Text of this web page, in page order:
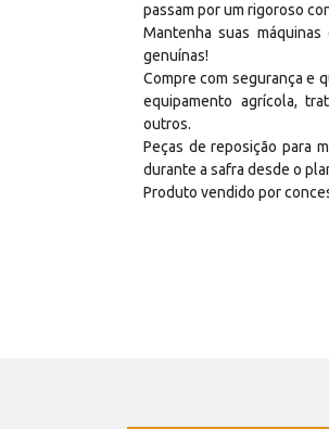
passam por um rigoroso
Mantenha suas
genuínas!
Compre com segurança e
equipamento agrícola,
outros.
Peças de reposição para
durante a safra desde o
Produto vendido por